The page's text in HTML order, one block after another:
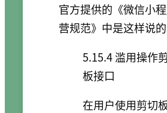
官方提供的《微信小
营规范》中是这样说的
5.15.4 滥用操作
板接口
在用户使用剪切